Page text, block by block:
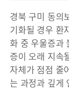
경북 구미 동의
기화될 경우 환
화 중 우울증과
증이 오래 지속
자체가 점점 줄
는 과정과 깊게